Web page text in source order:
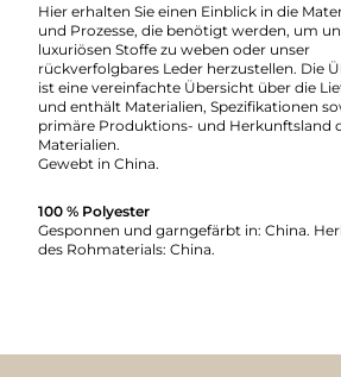
Hier erhalten Sie einen Einblick in die
und Prozesse, die benötigt werden, um
luxuriösen Stoffe zu weben oder unser
rückverfolgbares Leder herzustellen. Die
ist eine vereinfachte Übersicht über die
und enthält Materialien, Spezifikationen
primäre Produktions- und Herkunftsland
Materialien.
Gewebt in China.
100 % Polyester
Gesponnen und garngefärbt in: China.
des Rohmaterials: China.